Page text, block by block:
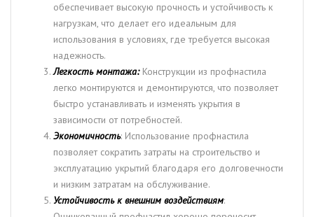
обеспечивает высокую прочность и устойчивость к
нагрузкам, что делает его идеальным для
использования в условиях, где требуется высокая
надежность.
Легкость монтажа:Конструкции из профнастила
легко монтируются и демонтируются, что позволяет
быстро устанавливать и изменять укрытия в
зависимости от потребностей.
Экономичность: Использование профнастила
позволяет сократить затраты на строительство и
эксплуатацию укрытий благодаря его долговечности
и низким затратам на обслуживание.
Устойчивость к внешним воздействиям: